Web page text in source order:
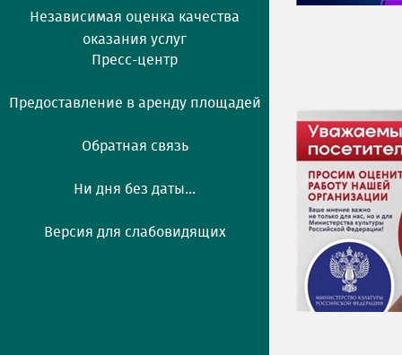
Независимая оценка качества
оказания услуг
Пресс-центр
Предоставление в аренду площадей
Обратная связь
Ни дня без даты...
Версия для слабовидящих